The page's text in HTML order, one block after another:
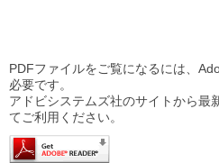
PDFファイルをご覧になるには、
必要です。
アドビシステムズ社のサイトから最
てご利用ください。